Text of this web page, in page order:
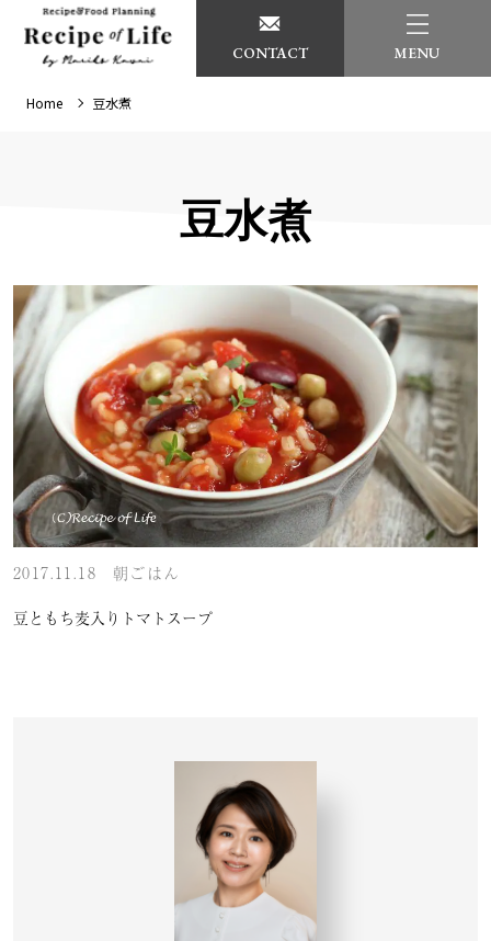
CONTACT MENU
Home 豆水煮
豆水煮
2017.11.18 朝ごはん
豆ともち麦入りトマトスープ